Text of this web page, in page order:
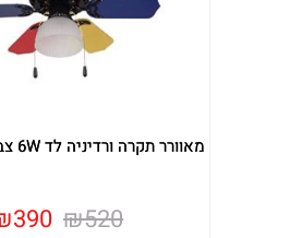
מאוורר תקרה ורדיניה לד 6W צבעיםS-80005
₪520
390